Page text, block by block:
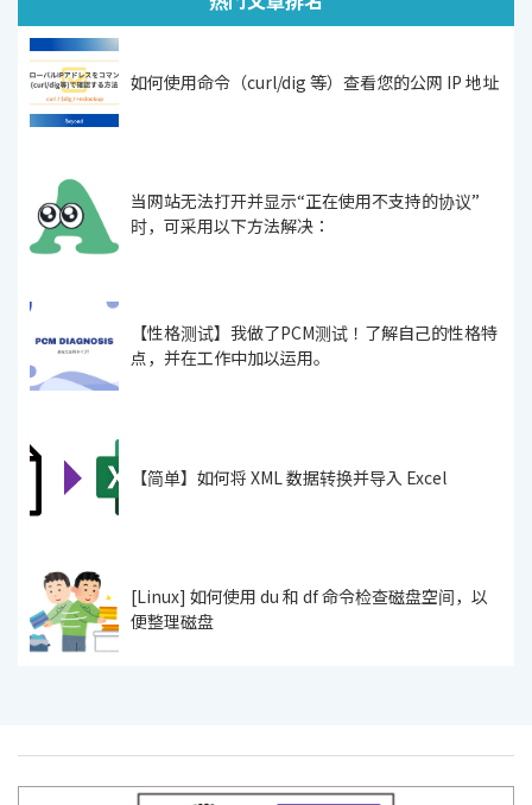
如何使用命令（curl/dig 等）查看您的公网 IP 地址
当网站无法打开并显示“正在使用不支持的协议”
时，可采用以下方法解决：
【性格测试】我做了PCM测试！了解自己的性格特
点，并在工作中加以运用。
【简单】如何将 XML 数据转换并导入 Excel
[Linux] 如何使用 du 和 df 命令检查磁盘空间，以
便整理磁盘